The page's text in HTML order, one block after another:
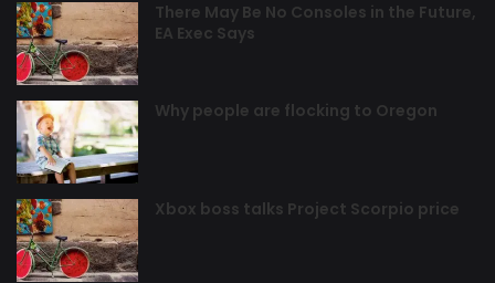
There May Be No Consoles in the Future,
EA Exec Says
Why people are flocking to Oregon
Xbox boss talks Project Scorpio price